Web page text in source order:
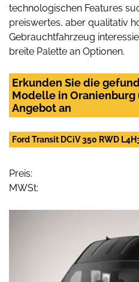
technologischen Features
preiswertes, aber qualitativ
Gebrauchtfahrzeug
breite Palette an Optionen.
Erkunden Sie die
Modelle in Oranienburg
Angebot an
Ford Transit DCiV 350 RWD
Preis:
MWSt: